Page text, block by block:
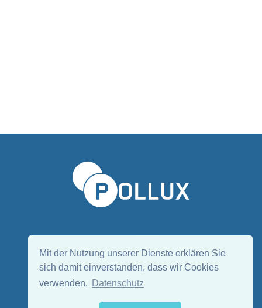
Mit der Nutzung unserer Dienste erklären Sie
sich damit einverstanden, dass wir Cookies
verwenden.
Datenschutz
EN